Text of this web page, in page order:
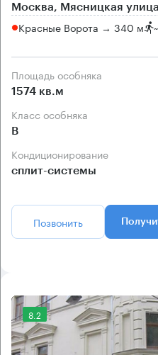
Москва, Мясницкая
Красные Ворота → 340 м ~
Площадь особняка
1574 кв.м
Класс особняка
B
Кондиционирование
сплит-системы
Позвонить
8.2